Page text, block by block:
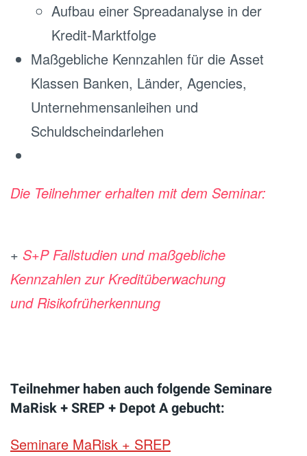
Aufbau einer Spreadanalyse in der
Kredit-Marktfolge
Maßgebliche Kennzahlen für die Asset
Klassen Banken, Länder, Agencies,
Unternehmensanleihen und
Schuldscheindarlehen
Die Teilnehmer erhalten mit dem Seminar:
+ S+P Fallstudien und maßgebliche
Kennzahlen zur Kreditüberwachung
und Risikofrüherkennung
Teilnehmer haben auch folgende Seminare
MaRisk + SREP + Depot A gebucht:
Seminare MaRisk + SREP